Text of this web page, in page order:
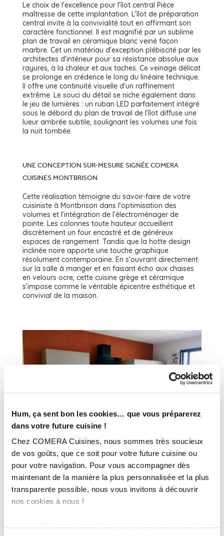
Hum, ça sent bon les cookies… que vous préparerez
dans votre future cuisine !
Chez COMERA Cuisines, nous sommes très soucieux
de vos goûts, que ce soit pour votre future cuisine ou
pour votre navigation. Pour vous accompagner dès
maintenant de la manière la plus personnalisée et la plus
transparente possible, nous vous invitons à découvrir
nos cookies à nous !
Le choix de l’excellence pour l’îlot central Pièce
maîtresse de cette implantation. L’îlot de préparation
central invite à la convivialité tout en affirmant son
caractère fonctionnel. Il est magnifié par un sublime
plan de travail en céramique blanc veiné façon
marbre. Cet un matériau d’exception plébiscité par les
architectes d’intérieur pour sa résistance absolue aux
rayures, à la chaleur et aux taches. Ce veinage délicat
se prolonge en crédence le long du linéaire technique.
Il offre une continuité visuelle d’un raffinement
extrême. Le souci du détail se niche également dans
le jeu de lumières : un ruban LED parfaitement intégré
sous le débord du plan de travail de l’îlot diffuse une
lueur ambrée subtile, soulignant les volumes une fois
la nuit tombée.
UNE CONCEPTION SUR-MESURE SIGNÉE COMERA
CUISINES MONTBRISON
Cette réalisation témoigne du savoir-faire de votre
cuisiniste à Montbrison dans l’optimisation des
volumes et l’intégration de l’électroménager de
pointe. Les colonnes toute hauteur accueillent
discrètement un four encastré et de généreux
espaces de rangement. Tandis que la hotte design
inclinée noire apporte une touche graphique
résolument contemporaine. En s’ouvrant directement
sur la salle à manger et en faisant écho aux chaises
en velours ocre, cette cuisine grège et céramique
s’impose comme le véritable épicentre esthétique et
convivial de la maison.